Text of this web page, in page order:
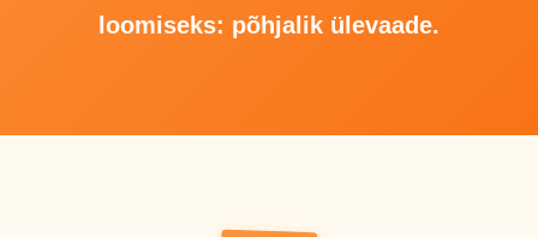
loomiseks: põhjalik ülevaade.